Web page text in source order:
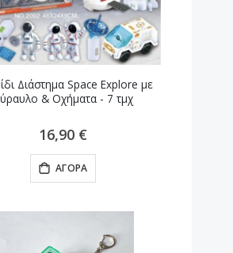
Διάστημα Space Explore με
& Οχήματα - 7 τμχ
16,90 €
ΑΓΟΡΆ